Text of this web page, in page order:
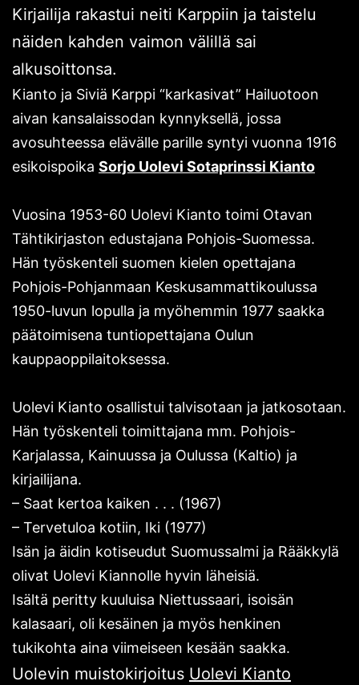
Kirjailija rakastui neiti Karppiin ja taistelu
näiden kahden vaimon välillä sai
alkusoittonsa.
Kianto ja Siviä Karppi “karkasivat” Hailuotoon
aivan kansalaissodan kynnyksellä, jossa
avosuhteessa elävälle parille syntyi vuonna 1916
esikoispoika Sorjo Uolevi Sotaprinssi Kianto
Vuosina 1953-60 Uolevi Kianto toimi Otavan
Tähtikirjaston edustajana Pohjois-Suomessa.
Hän työskenteli suomen kielen opettajana
Pohjois-Pohjanmaan Keskusammattikoulussa
1950-luvun lopulla ja myöhemmin 1977 saakka
päätoimisena tuntiopettajana Oulun
kauppaoppilaitoksessa.
Uolevi Kianto osallistui talvisotaan ja jatkosotaan.
Hän työskenteli toimittajana mm. Pohjois-
Karjalassa, Kainuussa ja Oulussa (Kaltio) ja
kirjailijana.
– Saat kertoa kaiken . . . (1967)
– Tervetuloa kotiin, Iki (1977)
Isän ja äidin kotiseudut Suomussalmi ja Rääkkylä
olivat Uolevi Kiannolle hyvin läheisiä.
Isältä peritty kuuluisa Niettussaari, isoisän
kalasaari, oli kesäinen ja myös henkinen
tukikohta aina viimeiseen kesään saakka.
Uolevin muistokirjoitus Uolevi Kianto